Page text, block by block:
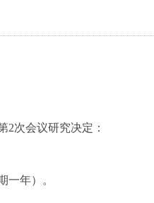
次会议研究决定：
年）。